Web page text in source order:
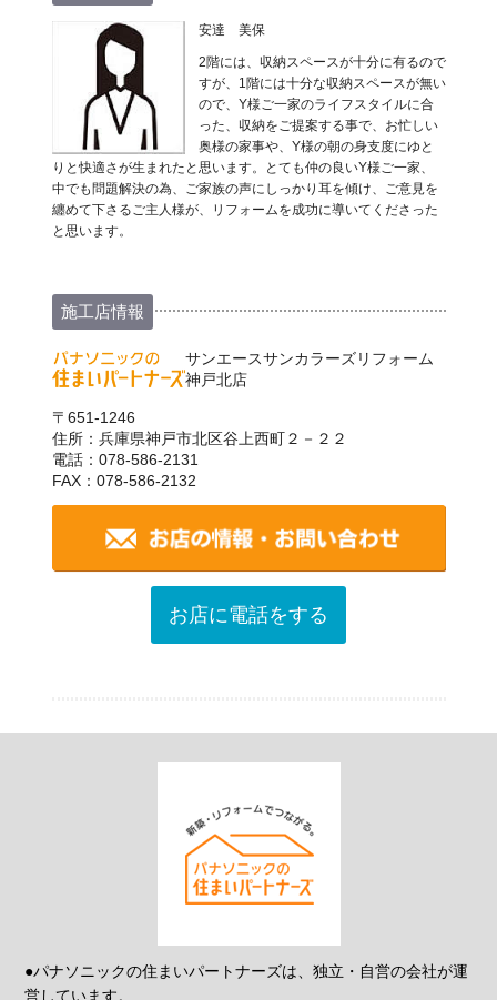
安達 美保
2階には、収納スペースが十分に有るので
すが、1階には十分な収納スペースが無い
ので、Y様ご一家のライフスタイルに合
った、収納をご提案する事で、お忙しい
奥様の家事や、Y様の朝の身支度にゆと
りと快適さが生まれたと思います。とても仲の良いY様ご一家、
中でも問題解決の為、ご家族の声にしっかり耳を傾け、ご意見を
纏めて下さるご主人様が、リフォームを成功に導いてくださった
と思います。
施工店情報
サンエースサンカラーズリフォーム
神戸北店
〒651-1246
住所：兵庫県神戸市北区谷上西町２－２２
電話：078-586-2131
FAX：078-586-2132
お店に電話をする
●パナソニックの住まいパートナーズは、独立・自営の会社が運
営しています。